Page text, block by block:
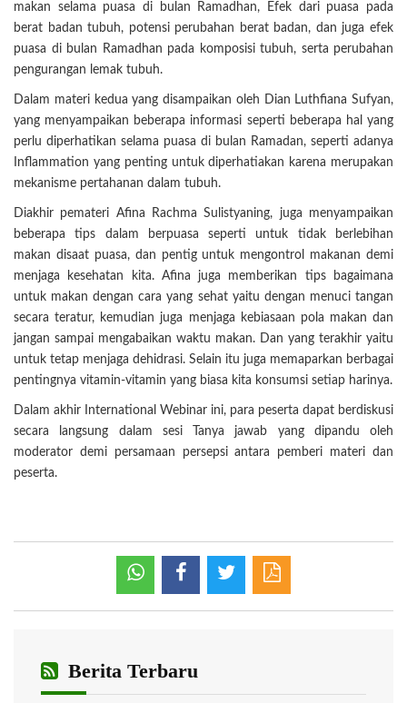
makan selama puasa di bulan Ramadhan, Efek dari puasa pada
berat badan tubuh, potensi perubahan berat badan, dan juga efek
puasa di bulan Ramadhan pada komposisi tubuh, serta perubahan
pengurangan lemak tubuh.
Dalam materi kedua yang disampaikan oleh Dian Luthfiana Sufyan,
yang menyampaikan beberapa informasi seperti beberapa hal yang
perlu diperhatikan selama puasa di bulan Ramadan, seperti adanya
Inflammation yang penting untuk diperhatiakan karena merupakan
mekanisme pertahanan dalam tubuh.
Diakhir pemateri Afina Rachma Sulistyaning, juga menyampaikan
beberapa tips dalam berpuasa seperti untuk tidak berlebihan
makan disaat puasa, dan pentig untuk mengontrol makanan demi
menjaga kesehatan kita. Afina juga memberikan tips bagaimana
untuk makan dengan cara yang sehat yaitu dengan menuci tangan
secara teratur, kemudian juga menjaga kebiasaan pola makan dan
jangan sampai mengabaikan waktu makan. Dan yang terakhir yaitu
untuk tetap menjaga dehidrasi. Selain itu juga memaparkan berbagai
pentingnya vitamin-vitamin yang biasa kita konsumsi setiap harinya.
Dalam akhir International Webinar ini, para peserta dapat berdiskusi
secara langsung dalam sesi Tanya jawab yang dipandu oleh
moderator demi persamaan persepsi antara pemberi materi dan
peserta.
Berita Terbaru